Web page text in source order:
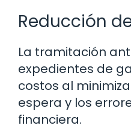
Reducción
La tramitación
expedientes de
costos al
espera y los
financiera.